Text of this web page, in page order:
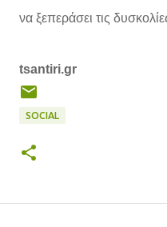
να ξεπεράσει τις
tsantiri.gr
SOCIAL